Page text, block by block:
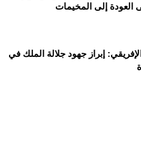
العودة إلى المخيمات
إبراز جهود جلالة الملك في